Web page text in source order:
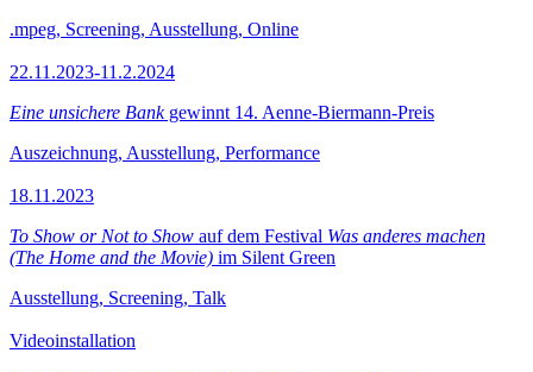
.mpeg, Screening, Ausstellung, Online
22.11.2023-11.2.2024
Eine unsichere Bankgewinnt 14. Aenne-Biermann-Preis
Auszeichnung, Ausstellung, Performance
18.11.2023
To Show or Not to Show auf dem Festival Was anderes machen
(The Home and the Movie) im Silent Green
Ausstellung, Screening, Talk
Videoinstallation